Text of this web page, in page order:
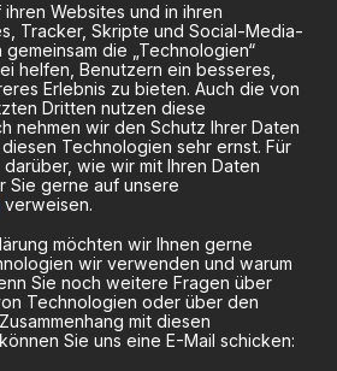
Websites und in ihren
Tracker, Skripte und Social-Media-
die „Technologien“
helfen, Benutzern ein besseres,
Erlebnis zu bieten. Auch die von
Dritten nutzen diese
nehmen wir den Schutz Ihrer Daten
diesen Technologien sehr ernst. Für
wie wir mit Ihren Daten
Sie gerne auf unsere
verweisen.
möchten wir Ihnen gerne
wir verwenden und warum
Sie noch weitere Fragen über
Technologien oder über den
mit diesen
Sie uns eine E-Mail schicken: